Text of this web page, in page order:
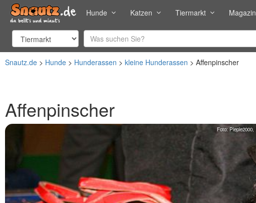
Hunde Katzen Tiermarkt Magazin
Snautz.de Hunde Hunderassen kleine Hunderassen
Affenpinscher
Affenpinscher
Foto: Pleple2000,